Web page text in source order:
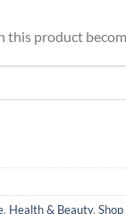
this product
, Health & Beauty,